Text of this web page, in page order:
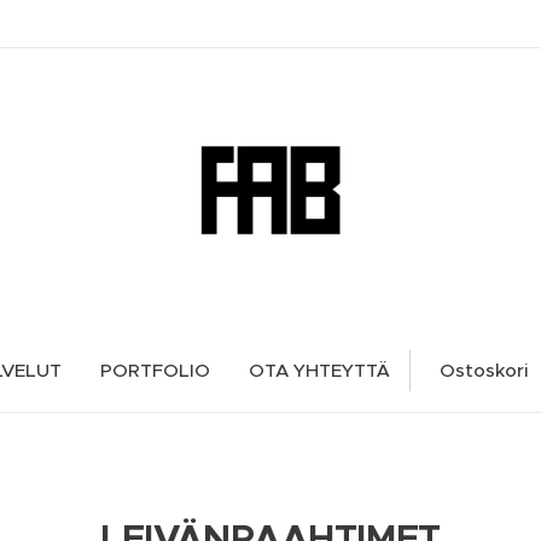
PORTFOLIO OTA YHTEYTTÄ Ostoskori